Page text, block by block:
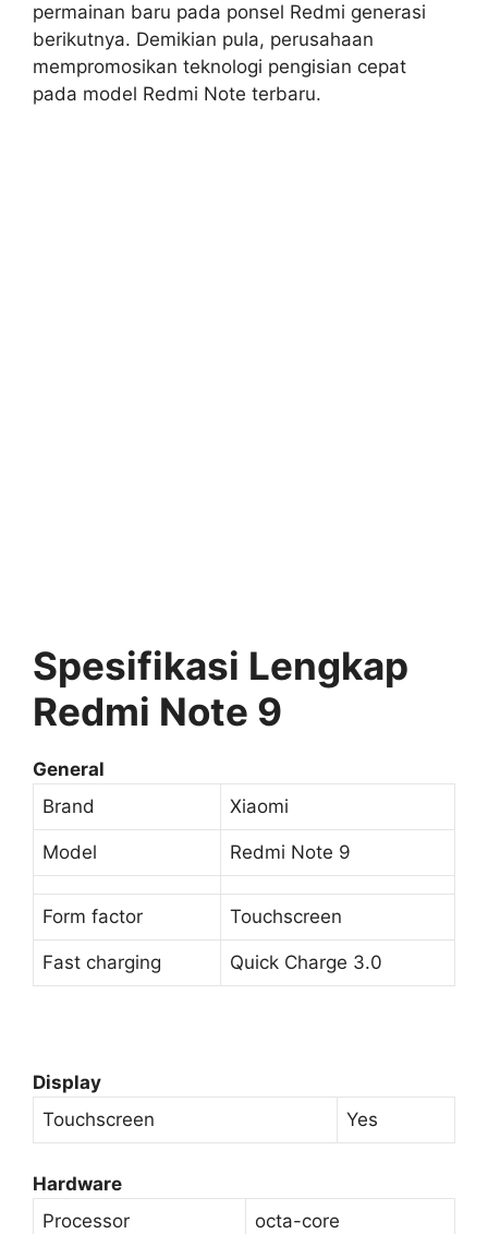
permainan baru pada ponsel Redmi generasi
berikutnya. Demikian pula, perusahaan
mempromosikan teknologi pengisian cepat
pada model Redmi Note terbaru.
Spesifikasi Lengkap
Redmi Note 9
General
Brand
Xiaomi
Model Redmi Note 9
Form factor Touchscreen
Fast charging Quick Charge 3.0
Display
Touchscreen
Yes
Hardware
Processor
octa-core